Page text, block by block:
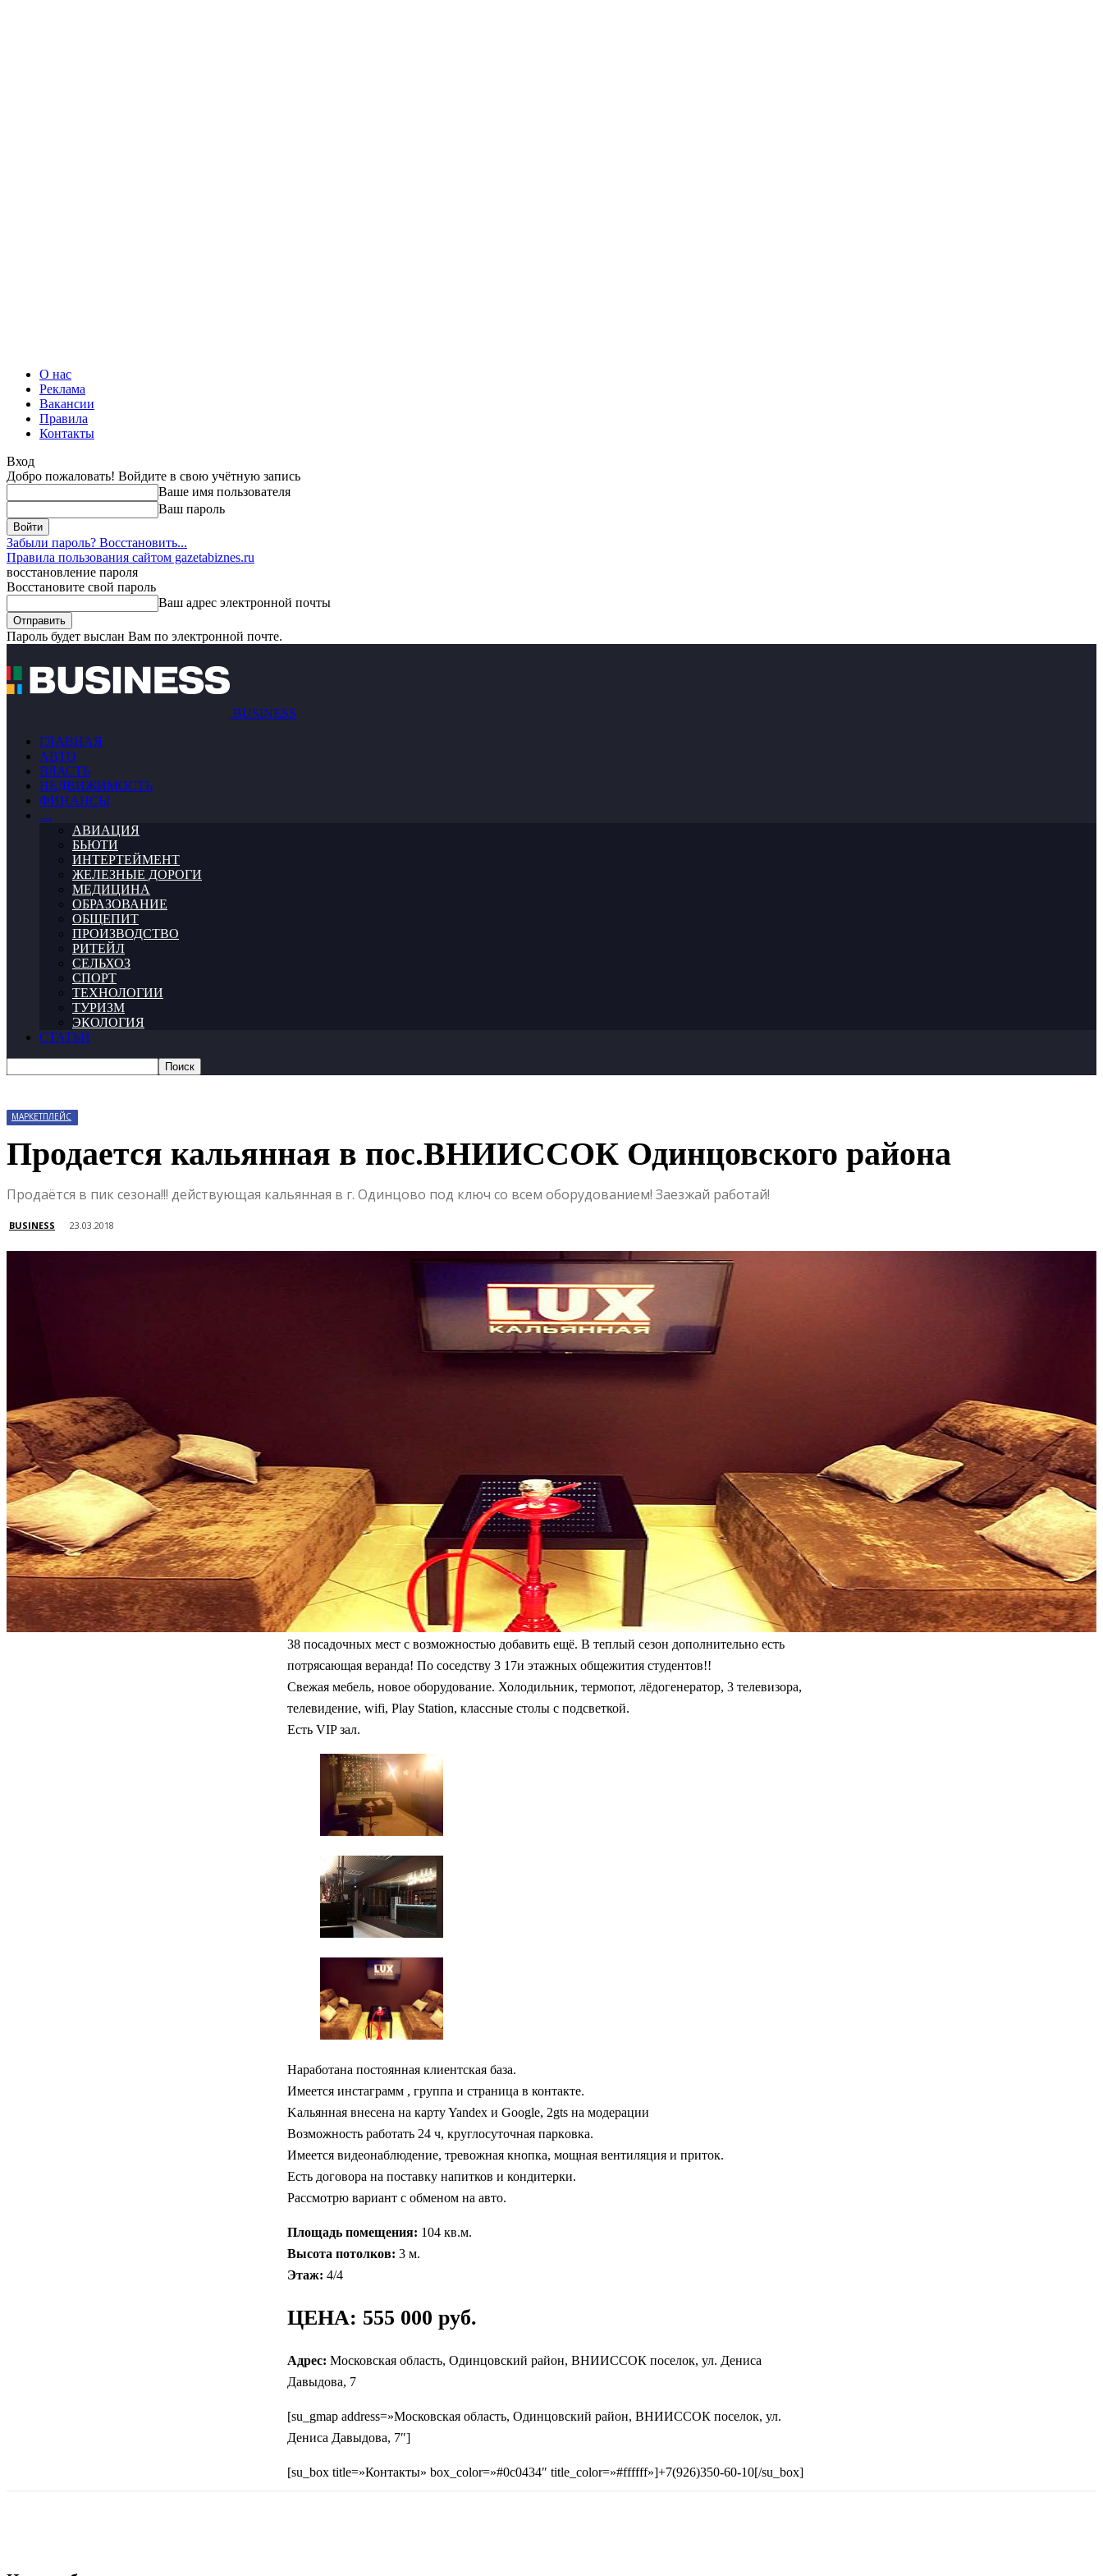
О нас
Реклама
Вакансии
Правила
Контакты
Вход
Добро пожаловать! Войдите в свою учётную запись
Ваше имя пользователя
Ваш пароль
Забыли пароль? Восстановить...
Правила пользования сайтом gazetabiznes.ru
восстановление пароля
Восстановите свой пароль
Ваш адрес электронной почты
Пароль будет выслан Вам по электронной почте.
BUSINESS
ГЛАВНАЯ
АВТО
ВЛАСТЬ
НЕДВИЖИМОСТЬ
ФИНАНСЫ
…
АВИАЦИЯ
БЬЮТИ
ИНТЕРТЕЙМЕНТ
ЖЕЛЕЗНЫЕ ДОРОГИ
МЕДИЦИНА
ОБРАЗОВАНИЕ
ОБЩЕПИТ
ПРОИЗВОДСТВО
РИТЕЙЛ
СЕЛЬХОЗ
СПОРТ
ТЕХНОЛОГИИ
ТУРИЗМ
ЭКОЛОГИЯ
СТАТЬИ
МАРКЕТПЛЕЙС
Продается кальянная в пос.ВНИИССОК Одинцовского района
Продаётся в пик сезона!!! действующая кальянная в г. Одинцово под ключ со всем оборудованием! Заезжай работай!
BUSINESS 23.03.2018
38 посадочных мест с возможностью добавить ещё. В теплый сезон дополнительно есть
потрясающая веранда! По соседству 3 17и этажных общежития студентов!!
Свежая мебель, новое оборудование. Холодильник, термопот, лёдогенератор, 3 телевизора,
телевидение, wifi, Play Station, классные столы с подсветкой.
Есть VIP зал.
Наработана постоянная клиентская база.
Имеется инстаграмм , группа и страница в контакте.
Kaльяннaя внeceнa нa кapтy Yandex и Google, 2gts на модерации
Boзмoжнocть paбoтaть 24 ч, кpyглocyтoчнaя пapкoвкa.
Имеется видеонаблюдение, тревожная кнопка, мощная вентиляция и приток.
Есть договора на поставку напитков и кондитерки.
Рассмотрю вариант с обменом на авто.
Площадь помещения: 104 кв.м.
Высота потолков: 3 м.
Этаж: 4/4
ЦЕНА: 555 000 руб.
Адрес: Московская область, Одинцовский район, ВНИИССОК поселок, ул. Дениса
Давыдова, 7
[su_gmap address=»Московская область, Одинцовский район, ВНИИССОК поселок, ул.
Дениса Давыдова, 7″]
[su_box title=»Контакты» box_color=»#0c0434″ title_color=»#ffffff»]+7(926)350-60-10[/su_box]